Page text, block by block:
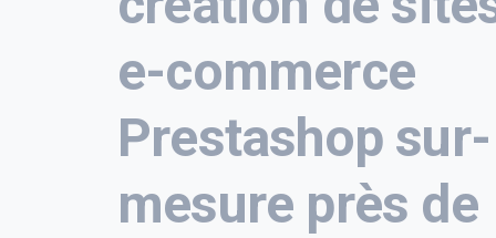
e-commerce
Prestashop sur-
mesure près de